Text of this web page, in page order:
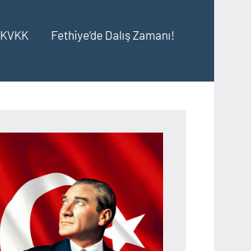
KVKK Fethiye’de Dalış Zamanı!